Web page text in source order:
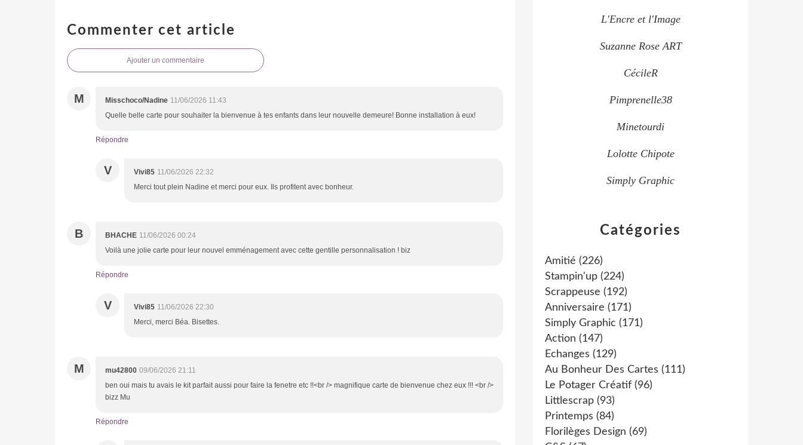
Commenter cet article
Ajouter un commentaire
M Misschoco/Nadine 11/06/2026 11:43
Quelle belle carte pour souhaiter la bienvenue à tes enfants dans leur nouvelle demeure! Bonne installation à eux!
Répondre
V Vivi85 11/06/2026 22:32
Merci tout plein Nadine et merci pour eux. Ils profitent avec bonheur.
B BHACHE 11/06/2026 00:24
Voilà une jolie carte pour leur nouvel emménagement avec cette gentille personnalisation ! biz
Répondre
V Vivi85 11/06/2026 22:30
Merci, merci Béa. Bisettes.
M mu42800 09/06/2026 21:11
ben oui mais tu avais le kit parfait aussi pour faire la fenetre etc !!<br /> magnifique carte de bienvenue chez eux !!! <br />
bizz Mu
Répondre
Catégories
Amitié (226)
Stampin'up (224)
Scrappeuse (192)
Anniversaire (171)
Simply Graphic (171)
Action (147)
Echanges (129)
Au Bonheur Des Cartes (111)
Le Potager Créatif (96)
Littlescrap (93)
Printemps (84)
Florilèges Design (69)
L'Encre et l'Image
Suzanne Rose ART
CécileR
Pimprenelle38
Minetourdi
Lolotte Chipote
Simply Graphic